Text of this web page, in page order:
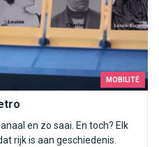
MOBILITÉ
en zo saai. En toch? Elk
rijk is aan geschiedenis.